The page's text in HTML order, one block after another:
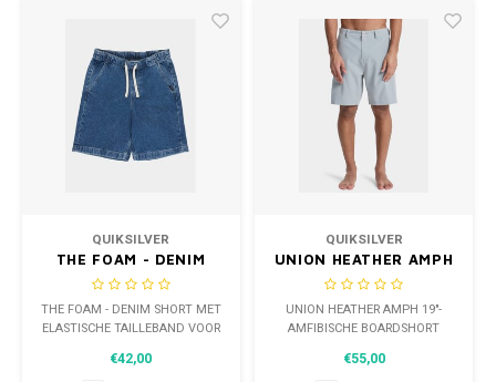
QUIKSILVER
THE FOAM - DENIM
SHORT MET
ELASTISCHE
TAILLEBAND VOOR
THE FOAM - DENIM SHORT MET
ELASTISCHE TAILLEBAND VOOR
€42,00
QUIKSILVER
UNION HEATHER AMPH
19"-AMFIBISCHE
BOARDSHORT VOOR
HEREN
UNION HEATHER AMPH 19"-
AMFIBISCHE BOARDSHORT
€55,00